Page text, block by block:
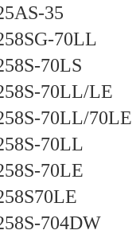
35
70LL
70LS
70LL/LE
70LL/70LE
70LL
70LE
704DW